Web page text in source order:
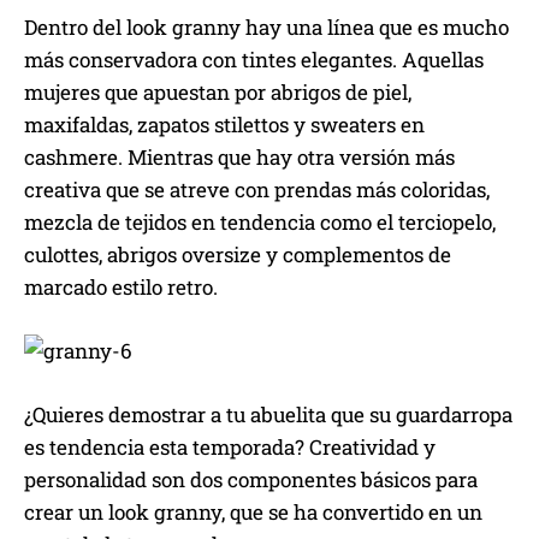
Dentro del look granny hay una línea que es mucho
más conservadora con tintes elegantes. Aquellas
mujeres que apuestan por abrigos de piel,
maxifaldas, zapatos stilettos y sweaters en
cashmere. Mientras que hay otra versión más
creativa que se atreve con prendas más coloridas,
mezcla de tejidos en tendencia como el terciopelo,
culottes, abrigos oversize y complementos de
marcado estilo retro.
¿Quieres demostrar a tu abuelita que su guardarropa
es tendencia esta temporada? Creatividad y
personalidad son dos componentes básicos para
crear un look granny, que se ha convertido en un